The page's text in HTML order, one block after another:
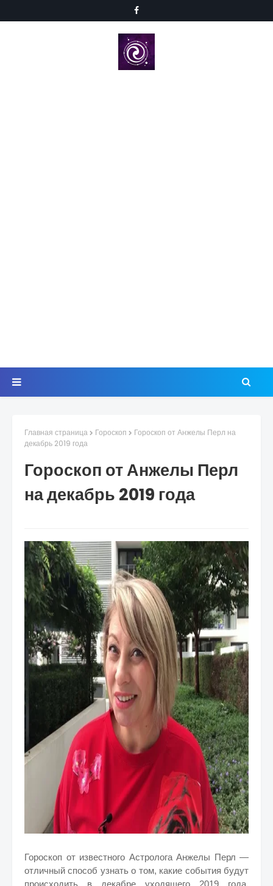
Главная страница Гороскоп
Гороскоп от Анжелы Перл на
декабрь 2019 года
Гороскоп от Анжелы Перл
на декабрь 2019 года
Гороскоп от известного Астролога Анжелы Перл —
отличный способ узнать о том, какие события будут
происходить в декабре уходящего 2019 года.